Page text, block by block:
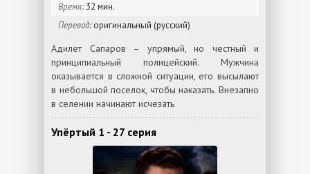
Время:32 мин.
Перевод:оригинальный (русский)
Адилет Сапаров – упрямый, но честный и
принципиальный полицейский. Мужчина
оказывается в сложной ситуации, его высылают
в небольшой поселок, чтобы наказать. Внезапно
в селении начинают исчезать
Упёртый 1 - 27 серия